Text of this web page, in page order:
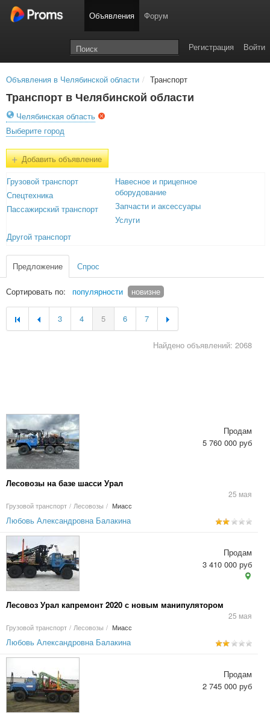
Объявления Форум
Войти
Регистрация
Объявления в Челябинской области / Транспорт
Транспорт в Челябинской области
Челябинская область
Выберите город
+Добавить объявление
Грузовой транспорт
Спецтехника
Пассажирский транспорт
Навесное и прицепное
оборудование
Запчасти и аксессуары
Услуги
Другой транспорт
Предложение Спрос
Сортировать по: популярности новизне
3 4 5 6 7
Найдено объявлений: 2068
Лесовозы на базе шасси Урал
25 мая
Грузовой транспорт / Лесовозы / Миасс
Продам
5 760 000 руб
Любовь Александровна Балакина
Лесовоз Урал капремонт 2020 с новым манипулятором
25 мая
Грузовой транспорт / Лесовозы / Миасс
Продам
3 410 000 руб
Любовь Александровна Балакина
Продам
2 745 000 руб